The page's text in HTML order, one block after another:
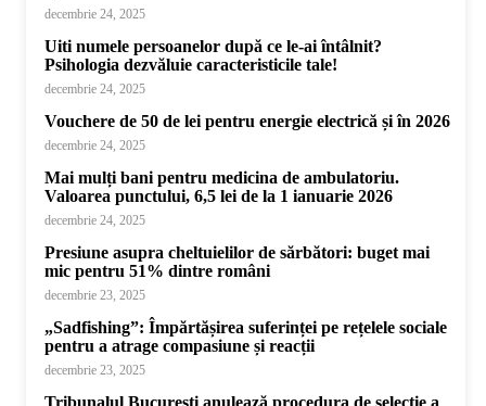
decembrie 24, 2025
Uiti numele persoanelor după ce le-ai întâlnit?
Psihologia dezvăluie caracteristicile tale!
decembrie 24, 2025
Vouchere de 50 de lei pentru energie electrică și în 2026
decembrie 24, 2025
Mai mulți bani pentru medicina de ambulatoriu.
Valoarea punctului, 6,5 lei de la 1 ianuarie 2026
decembrie 24, 2025
Presiune asupra cheltuielilor de sărbători: buget mai
mic pentru 51% dintre români
decembrie 23, 2025
„Sadfishing”: Împărtășirea suferinței pe rețelele sociale
pentru a atrage compasiune și reacții
decembrie 23, 2025
Tribunalul Bucureşti anulează procedura de selecţie a